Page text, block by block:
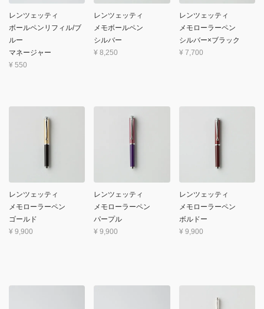
レンツェッティ
ボールペンリフィル/ブ
ルー
マネージャー
¥ 550
レンツェッティ
メモボールペン
シルバー
¥ 8,250
レンツェッティ
メモローラーペン
シルバー×ブラック
¥ 7,700
レンツェッティ
メモローラーペン
ゴールド
¥ 9,900
レンツェッティ
メモローラーペン
パープル
¥ 9,900
レンツェッティ
メモローラーペン
ボルドー
¥ 9,900